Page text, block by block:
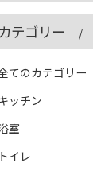
カテゴリー
てのカテゴリー
ッチン
室
トイレ